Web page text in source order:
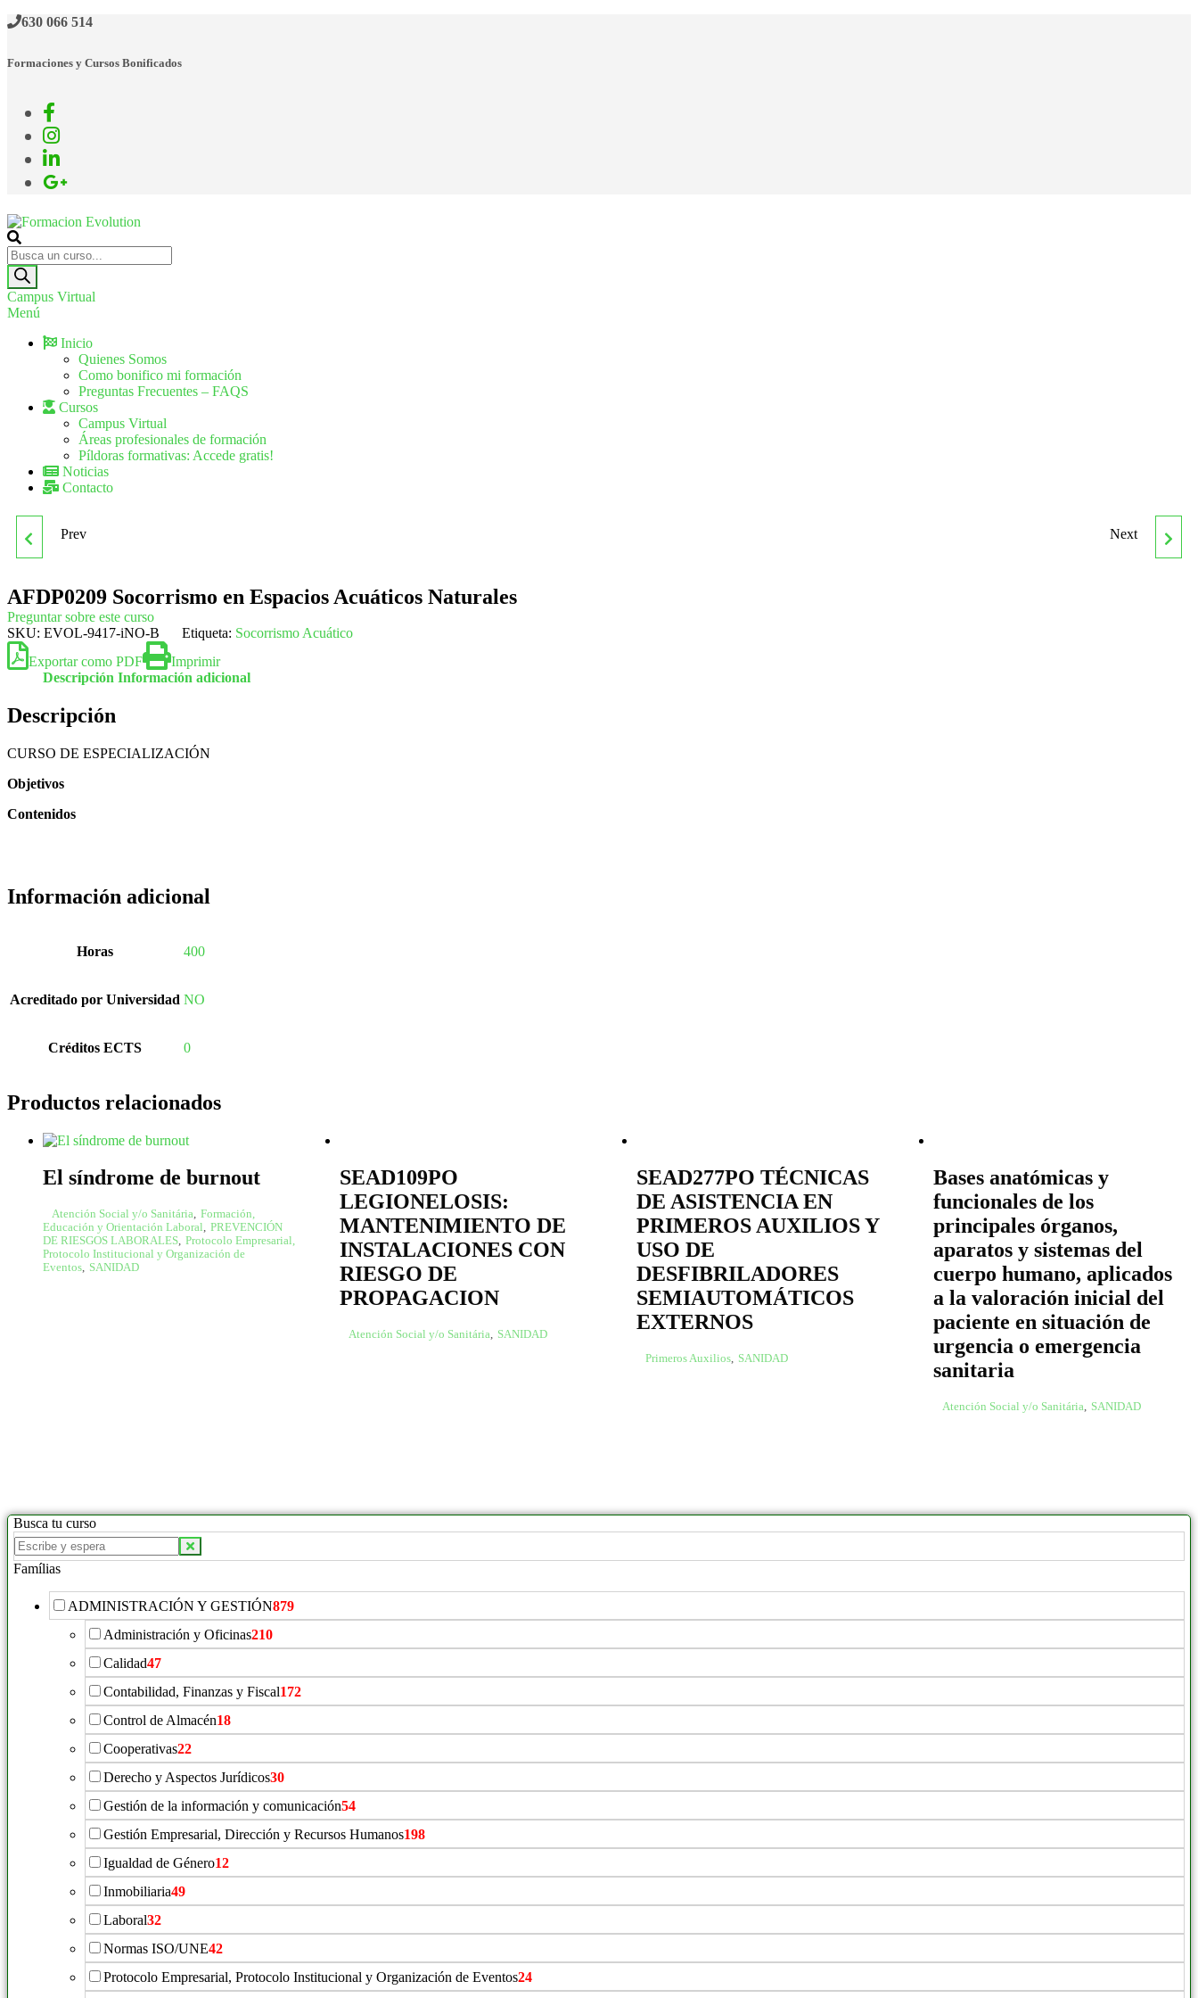
630 066 514
Formaciones y Cursos Bonificados
Formacion Evolution
Cursos de formación continua
Campus Virtual
Menú
Inicio
Quienes Somos
Como bonifico mi formación
Preguntas Frecuentes – FAQS
Cursos
Campus Virtual
Áreas profesionales de formación
Píldoras formativas: Accede gratis!
Noticias
Contacto
AFDA0611 GUÍA POR
MEDIA MONTAÑA
Prev Next
AFDP0209 Socorrismo en Espacios Acuáticos Naturales
Preguntar sobre este curso
SKU: EVOL-9417-iNO-B Etiqueta: Socorrismo Acuático
Exportar como PDF
Imprimir
Descripción Información adicional
Descripción
CURSO DE ESPECIALIZACIÓN
Objetivos
Contenidos
Información adicional
Horas 400
Acreditado por Universidad NO
Créditos ECTS 0
Productos relacionados
El síndrome de burnout
Atención Social y/o Sanitária, Formación,
Educación y Orientación Laboral, PREVENCIÓN
DE RIESGOS LABORALES, Protocolo Empresarial,
Protocolo Institucional y Organización de
Eventos, SANIDAD
SEAD109PO
LEGIONELOSIS:
MANTENIMIENTO DE
INSTALACIONES CON
RIESGO DE
PROPAGACION
Atención Social y/o Sanitária, SANIDAD
SEAD277PO TÉCNICAS
DE ASISTENCIA EN
PRIMEROS AUXILIOS Y
USO DE
DESFIBRILADORES
SEMIAUTOMÁTICOS
EXTERNOS
Primeros Auxilios, SANIDAD
Bases anatómicas y
funcionales de los
principales órganos,
aparatos y sistemas del
cuerpo humano, aplicados
a la valoración inicial del
paciente en situación de
urgencia o emergencia
sanitaria
Atención Social y/o Sanitária, SANIDAD
Busca tu curso
Famílias
ADMINISTRACIÓN Y GESTIÓN879
Administración y Oficinas210
Calidad47
Contabilidad, Finanzas y Fiscal172
Control de Almacén18
Cooperativas22
Derecho y Aspectos Jurídicos30
Gestión de la información y comunicación54
Gestión Empresarial, Dirección y Recursos Humanos198
Igualdad de Género12
Inmobiliaria49
Laboral32
Normas ISO/UNE42
Protocolo Empresarial, Protocolo Institucional y Organización de Eventos24